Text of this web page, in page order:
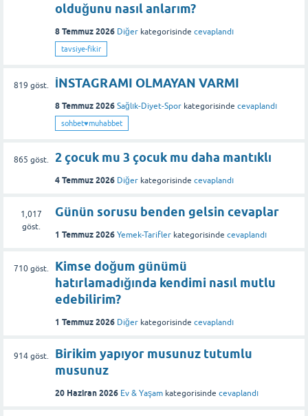
olduğunu nasıl anlarım?
8 Temmuz 2026 Diğer kategorisinde cevaplandı
tavsiye-fikir
819 göst. İNSTAGRAMI OLMAYAN VARMI
8 Temmuz 2026 Sağlık-Diyet-Spor kategorisinde cevaplandı
sohbet♥️muhabbet
865 göst. 2 çocuk mu 3 çocuk mu daha mantıklı
4 Temmuz 2026 Diğer kategorisinde cevaplandı
1,017
göst.
Günün sorusu benden gelsin cevaplar
1 Temmuz 2026 Yemek-Tarifler kategorisinde cevaplandı
710göst.
Kimse doğum günümü
hatırlamadığında kendimi nasıl mutlu
edebilirim?
1 Temmuz 2026 Diğer kategorisinde cevaplandı
914göst.
Birikim yapıyor musunuz tutumlu
musunuz
20 Haziran 2026 Ev & Yaşam kategorisinde cevaplandı